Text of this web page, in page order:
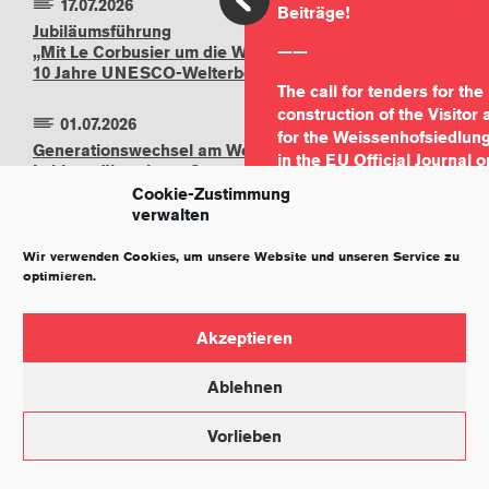
Cookie-Zustimmung
verwalten
Wir verwenden Cookies, um unsere Website und unseren Service zu
optimieren.
Akzeptieren
Ablehnen
Vorlieben
17.07.2026
Jubiläumsführung
„Mit Le Corbusier um die Welt –
10 Jahre UNESCO-Welterbe“
01.07.2026
Generationswechsel am Weissenhof: Verena
Lebherz übernimmt Gesamtleitung von
Weissenhofmuseum und Weissenhof.Forum
Sommerfest am Killesberg –
Kultur auf der Höhe
Gartensanierung am
UNESCO-Welterbetag 2026
Beiträge!
——
The call for tenders for the
construction of the Visitor
for the
in the EU Official Journal
Further information as
courageous contributions!